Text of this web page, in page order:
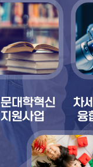
대학혁신
지원사업
차
융